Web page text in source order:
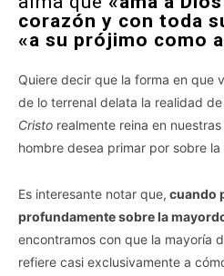
corazón y con toda
«a su prójimo como
Quiere decir que la forma en que
de lo terrenal delata la realidad
Cristo realmente reina en
hombre desea primar por sobre
Es interesante notar que, cuando
profundamente sobre la
encontramos con que la mayoría
refiere casi exclusivamente a